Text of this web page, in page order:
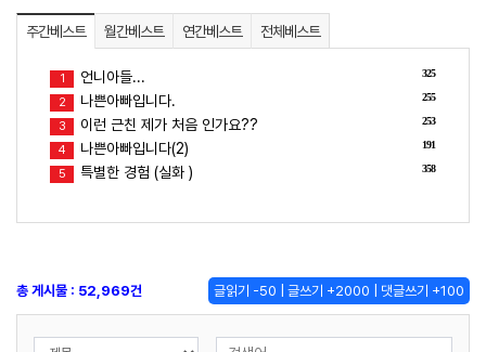
주간베스트 월간베스트 연간베스트 전체베스트
325
1 언니아들...
255
2 나쁜아빠입니다.
253
3 이런 근친 제가 처음 인가요??
191
4 나쁜아빠입니다(2)
358
5 특별한 경험 (실화 )
글읽기 -50 | 글쓰기 +2000 | 댓글쓰기 +100
총 게시물 : 52,969건